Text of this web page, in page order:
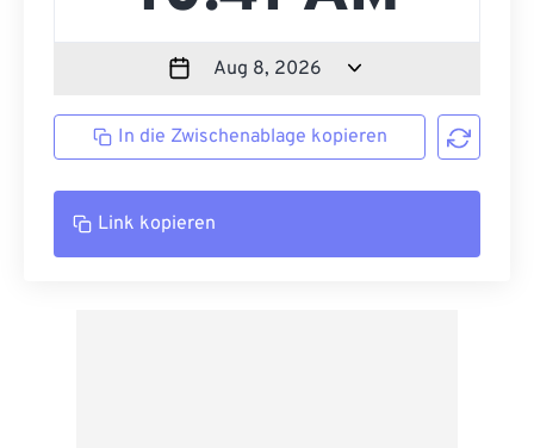
In die Zwischenablage kopieren
Link kopieren